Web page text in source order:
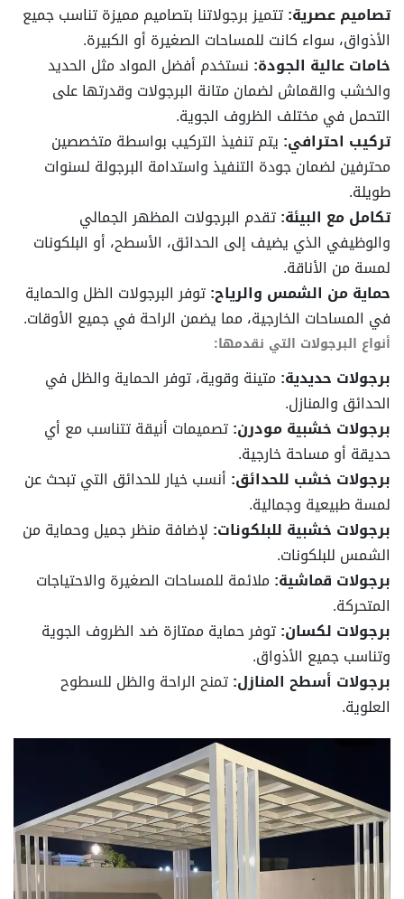
تصاميم عصرية:تتميز برجولاتنا بتصاميم مميزة تناسب جميع
الأذواق، سواء كانت للمساحات الصغيرة أو الكبيرة.
خامات عالية الجودة: نستخدم أفضل المواد مثل الحديد
والخشب والقماش لضمان متانة البرجولات وقدرتها على
التحمل في مختلف الظروف الجوية.
تركيب احترافي: يتم تنفيذ التركيب بواسطة متخصصين
محترفين لضمان جودة التنفيذ واستدامة البرجولة لسنوات
طويلة.
تكامل مع البيئة:تقدم البرجولات المظهر الجمالي
والوظيفي الذي يضيف إلى الحدائق، الأسطح، أو البلكونات
لمسة من الأناقة.
حماية من الشمس والرياح:توفر البرجولات الظل والحماية
في المساحات الخارجية، مما يضمن الراحة في جميع الأوقات.
أنواع البرجولات التي نقدمها:
برجولات حديدية:متينة وقوية، توفر الحماية والظل في
الحدائق والمنازل.
برجولات خشبية مودرن:تصميمات أنيقة تتناسب مع أي
حديقة أو مساحة خارجية.
برجولات خشب للحدائق: أنسب خيار للحدائق التي تبحث عن
لمسة طبيعية وجمالية.
برجولات خشبية للبلكونات: لإضافة منظر جميل وحماية من
الشمس للبلكونات.
برجولات قماشية:ملائمة للمساحات الصغيرة والاحتياجات
المتحركة.
برجولات لكسان:توفر حماية ممتازة ضد الظروف الجوية
وتناسب جميع الأذواق.
برجولات أسطح المنازل:تمنح الراحة والظل للسطوح
العلوية.